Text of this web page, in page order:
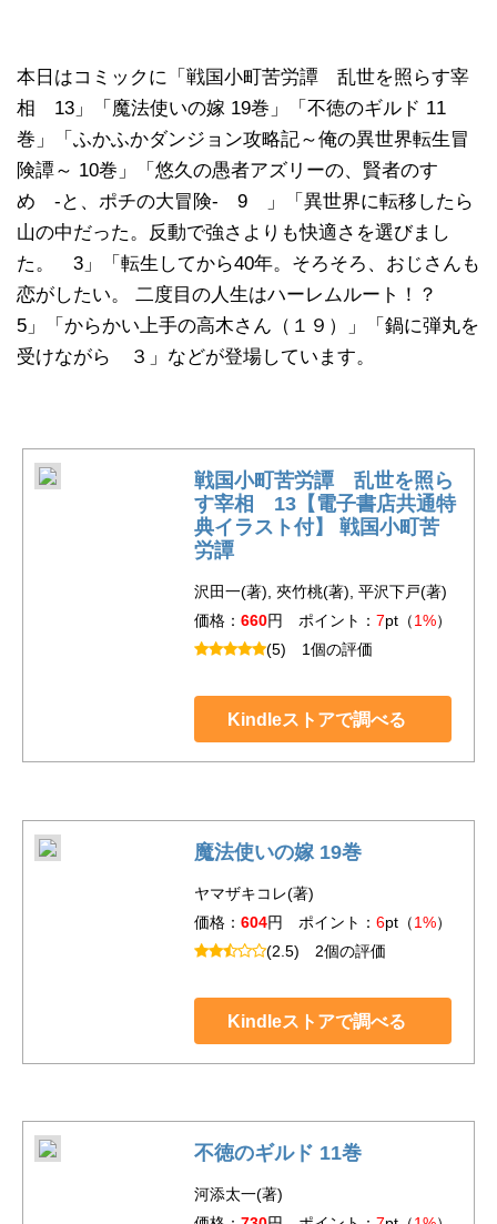
本日はコミックに「戦国小町苦労譚 乱世を照らす宰
相 13」「魔法使いの嫁 19巻」「不徳のギルド 11
巻」「ふかふかダンジョン攻略記～俺の異世界転生冒
険譚～ 10巻」「悠久の愚者アズリーの、賢者のすゝ
め -と、ポチの大冒険- 9 」「異世界に転移したら
山の中だった。反動で強さよりも快適さを選びまし
た。 3」「転生してから40年。そろそろ、おじさんも
恋がしたい。 二度目の人生はハーレムルート！？
5」「からかい上手の高木さん（１９）」「鍋に弾丸を
受けながら ３」などが登場しています。
戦国小町苦労譚 乱世を照ら
す宰相 13【電子書店共通特
典イラスト付】 戦国小町苦
労譚
沢田一(著), 夾竹桃(著), 平沢下戸(著)
価格： 660円 ポイント： 7pt（1%）
(5) 1個の評価
Kindleストアで調べる
魔法使いの嫁 19巻
ヤマザキコレ(著)
価格： 604円 ポイント： 6pt（1%）
(2.5) 2個の評価
Kindleストアで調べる
不徳のギルド 11巻
河添太一(著)